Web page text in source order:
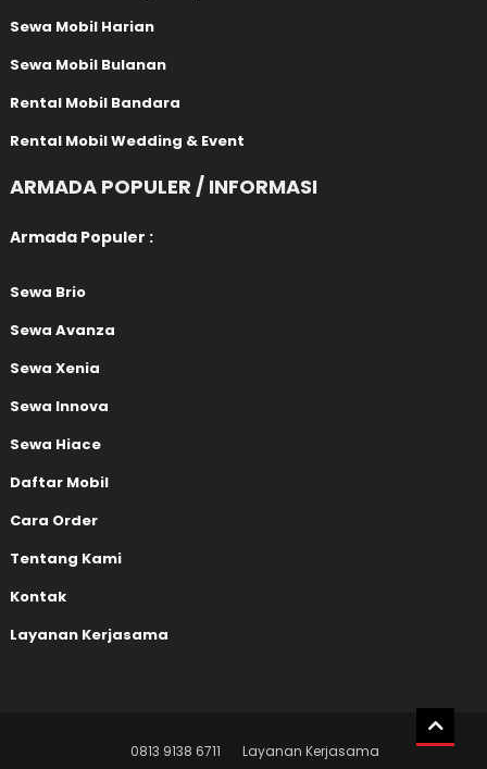
Sewa Mobil Harian
Sewa Mobil Bulanan
Rental Mobil Bandara
Rental Mobil Wedding & Event
ARMADA POPULER / INFORMASI
Armada Populer :
Sewa Brio
Sewa Avanza
Sewa Xenia
Sewa Innova
Sewa Hiace
Daftar Mobil
Cara Order
Tentang Kami
Kontak
Layanan Kerjasama
0813 9138 6711 Layanan Kerjasama